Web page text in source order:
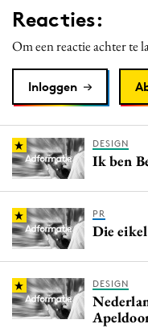
Programmatic
Purpose Marketing
Reacties:
Om een reactie achter te
Inloggen
DESIGN
Ik ben
PR
Die
DESIGN